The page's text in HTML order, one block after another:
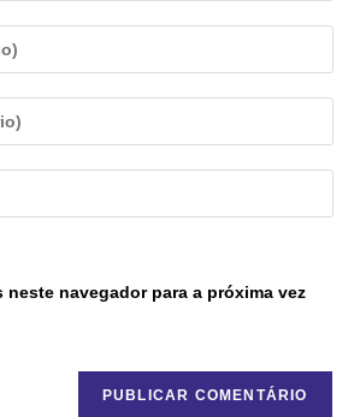
neste navegador para a próxima vez